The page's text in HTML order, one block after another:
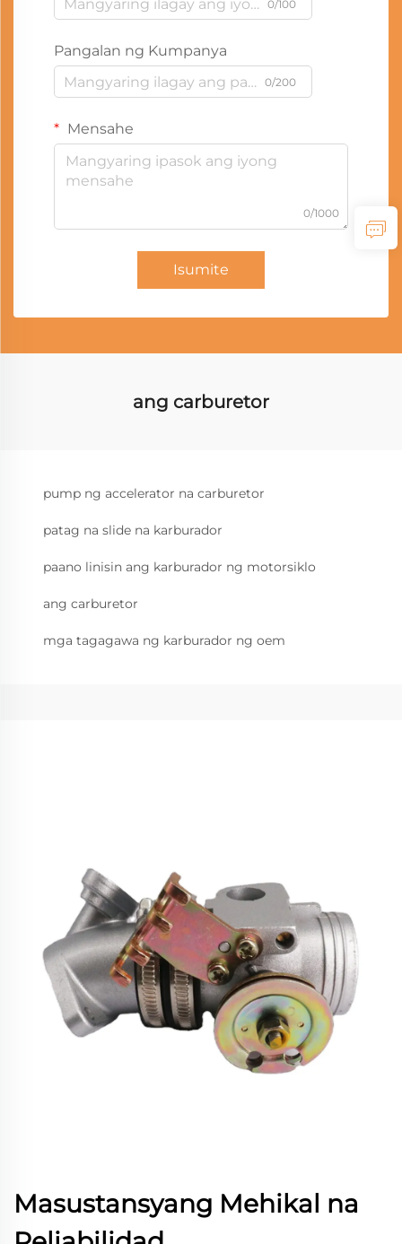
0/100
Pangalan ng Kumpanya
0/200
Mensahe
0/1000
Isumite
ang carburetor
pump ng accelerator na carburetor
patag na slide na karburador
paano linisin ang karburador ng motorsiklo
ang carburetor
mga tagagawa ng karburador ng oem
Masustansyang Mehikal na